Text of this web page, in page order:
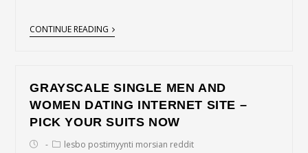
CONTINUE READING
GRAYSCALE SINGLE MEN AND
WOMEN DATING INTERNET SITE –
PICK YOUR SUITS NOW
lesbo postimyynti morsian reddit